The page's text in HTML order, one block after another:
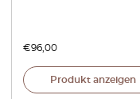
€96,00
Produkt anzeigen